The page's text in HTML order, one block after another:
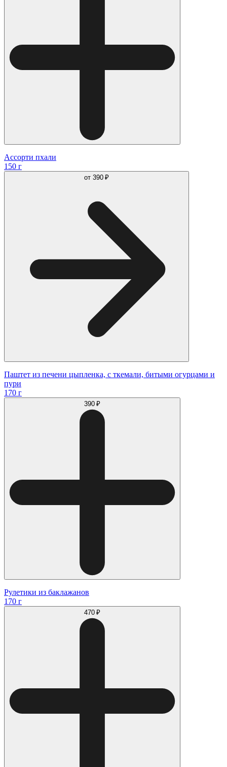
Ассорти пхали
150 г
от 390 ₽
Паштет из печени цыпленка, с ткемали, битыми огурцами и
пури
170 г
390 ₽
Рулетики из баклажанов
170 г
470 ₽